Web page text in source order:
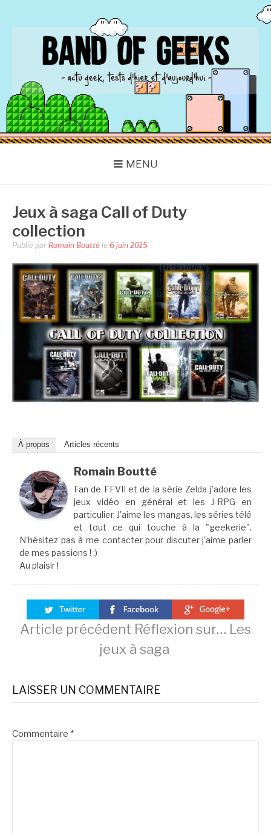
BAND OF GEEKS
Actu Geek d'hier et d'aujourd'hui
MENU
Jeux à saga Call of Duty
collection
Publié par Romain Boutté le 6 juin 2015
À propos Articles récents
Romain Boutté
Fan de FFVII et de la série Zelda j'adore les
jeux vidéo en général et les J-RPG en
particulier. J'aime les mangas, les séries télé
et tout ce qui touche à la "geekerie".
N'hésitez pas à me contacter pour discuter j'aime parler
de mes passions ! :)
Au plaisir !
Lire
la
suite
Article précédent Réflexion sur… Les
jeux à saga
LAISSER UN COMMENTAIRE
Commentaire *